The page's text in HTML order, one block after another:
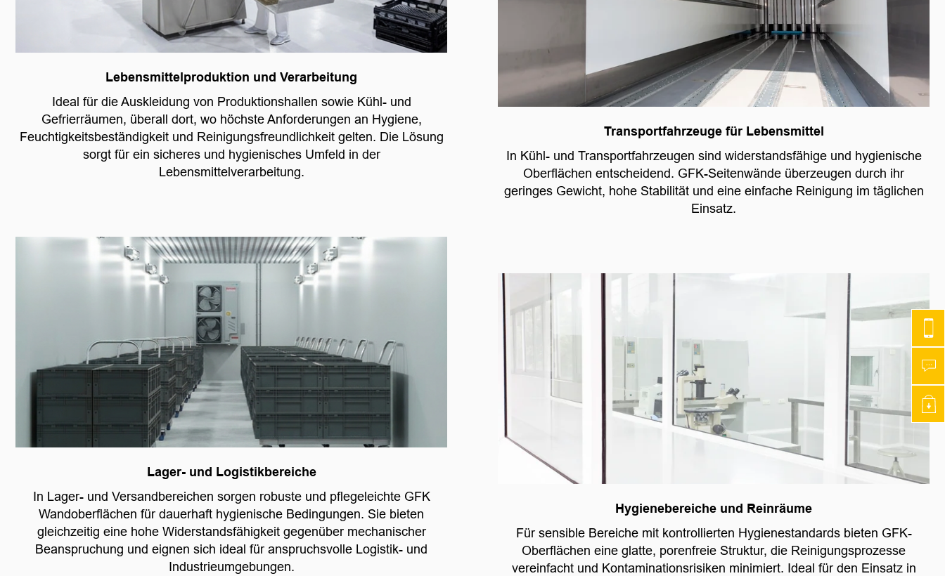
Lebensmittelproduktion und Verarbeitung
Ideal für die Auskleidung von Produktionshallen sowie Kühl- und
Gefrierräumen, überall dort, wo höchste Anforderungen an Hygiene,
Feuchtigkeitsbeständigkeit und Reinigungsfreundlichkeit gelten. Die Lösung
sorgt für ein sicheres und hygienisches Umfeld in der
Lebensmittelverarbeitung.
Lager- und Logistikbereiche
In Lager- und Versandbereichen sorgen robuste und pflegeleichte GFK
Wandoberflächen für dauerhaft hygienische Bedingungen. Sie bieten
gleichzeitig eine hohe Widerstandsfähigkeit gegenüber mechanischer
Beanspruchung und eignen sich ideal für anspruchsvolle Logistik- und
Industrieumgebungen.
Transportfahrzeuge für Lebensmittel
In Kühl- und Transportfahrzeugen sind widerstandsfähige und hygienische
Oberflächen entscheidend. GFK-Seitenwände überzeugen durch ihr
geringes Gewicht, hohe Stabilität und eine einfache Reinigung im täglichen
Einsatz.
Hygienebereiche und Reinräume
Für sensible Bereiche mit kontrollierten Hygienestandards bieten GFK-
Oberflächen eine glatte, porenfreie Struktur, die Reinigungsprozesse
vereinfacht und Kontaminationsrisiken minimiert. Ideal für den Einsatz in